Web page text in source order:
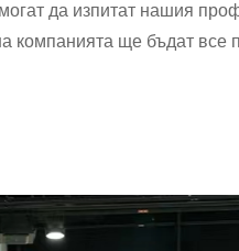
да изпитат нашия
компанията ще бъдат все